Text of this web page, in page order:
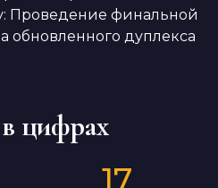
Проведение финальной
обновленного дуплекса
цифрах
17